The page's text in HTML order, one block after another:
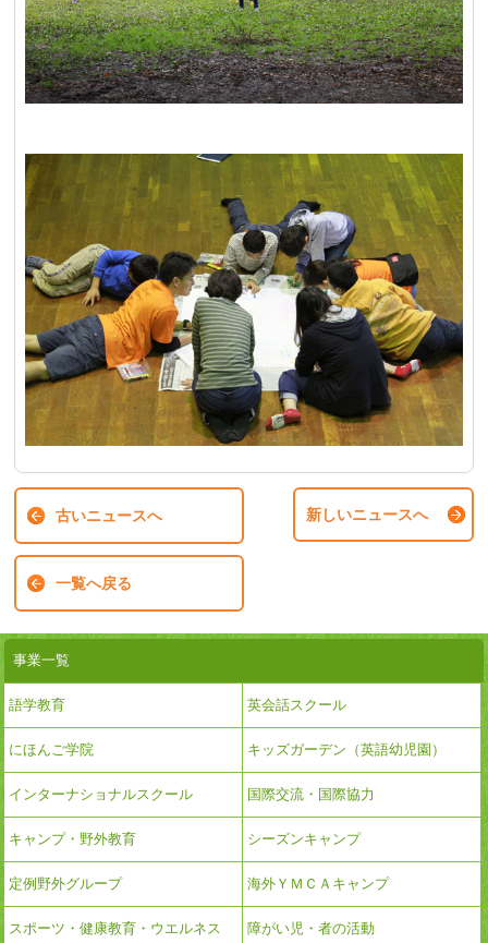
古いニュースへ
一覧へ戻る
新しいニュースへ
事業一覧
語学教育 英会話スクール
にほんご学院 キッズガーデン（英語幼児園）
インターナショナルスクール 国際交流・国際協力
キャンプ・野外教育 シーズンキャンプ
定例野外グループ 海外ＹＭＣＡキャンプ
スポーツ・健康教育・ウエルネス 障がい児・者の活動